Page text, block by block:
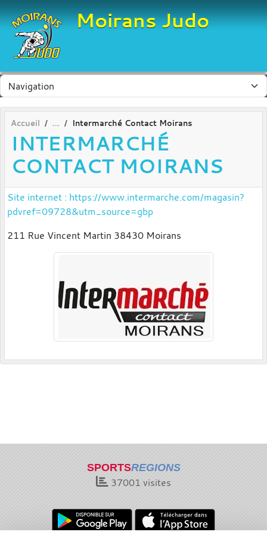
Moirans Judo
Accueil Intermarché Contact Moirans
INTERMARCHÉ
CONTACT MOIRANS
Site internet : https://www.intermarche.com/magasin?
pdvref=09728&utm_source=gbp
211 Rue Vincent Martin 38430 Moirans
SPORTSREGIONS
37001 visites
Panneau de gestion des cookies